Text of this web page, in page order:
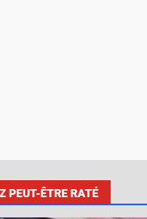
PEUT-ÊTRE RATÉ